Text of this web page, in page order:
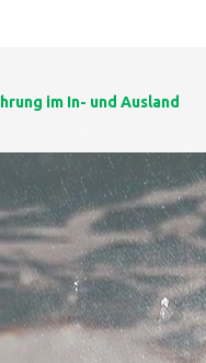
7 Tage die Woche